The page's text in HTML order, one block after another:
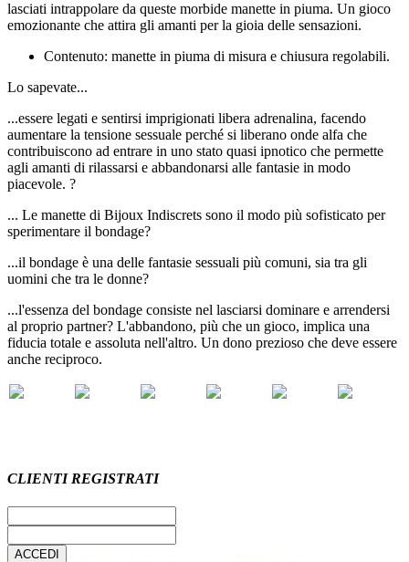
lasciati intrappolare da queste morbide manette in piuma. Un gioco
emozionante che attira gli amanti per la gioia delle sensazioni.
Contenuto: manette in piuma di misura e chiusura regolabili.
Lo sapevate...
...essere legati e sentirsi imprigionati libera adrenalina, facendo
aumentare la tensione sessuale perché si liberano onde alfa che
contribuiscono ad entrare in uno stato quasi ipnotico che permette
agli amanti di rilassarsi e abbandonarsi alle fantasie in modo
piacevole. ?
... Le manette di Bijoux Indiscrets sono il modo più sofisticato per
sperimentare il bondage?
...il bondage è una delle fantasie sessuali più comuni, sia tra gli
uomini che tra le donne?
...l'essenza del bondage consiste nel lasciarsi dominare e arrendersi
al proprio partner? L'abbandono, più che un gioco, implica una
fiducia totale e assoluta nell'altro. Un dono prezioso che deve essere
anche reciproco.
CLIENTI REGISTRATI